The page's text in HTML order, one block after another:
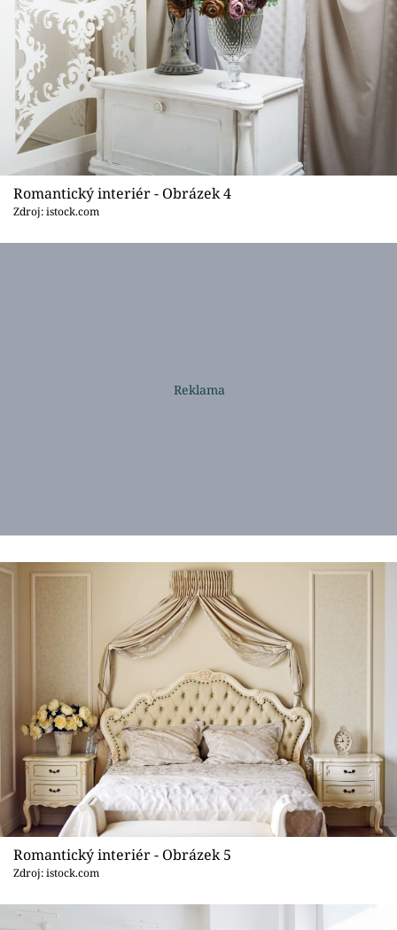
Romantický interiér - Obrázek 4
Zdroj: istock.com
Romantický interiér - Obrázek 5
Zdroj: istock.com